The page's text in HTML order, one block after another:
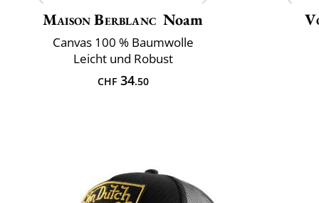
Maison Berblanc Noam
Canvas 100 % Baumwolle
Leicht und Robust
CHF34.50